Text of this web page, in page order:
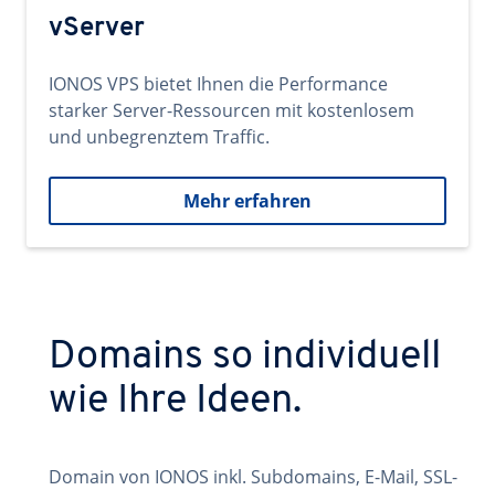
vServer
IONOS VPS bietet Ihnen die Performance
starker Server-Ressourcen mit kostenlosem
und unbegrenztem Traffic.
Mehr erfahren
Domains so individuell
wie Ihre Ideen.
Domain von IONOS inkl. Subdomains, E-Mail, SSL-